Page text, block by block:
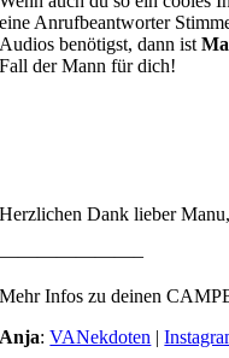
eine Anrufbeantworter
Audios benötigst, dann ist
Fall der Mann für dich!
Herzlichen Dank lieber
———————–
Mehr Infos zu deinen
Anja:VANekdoten |